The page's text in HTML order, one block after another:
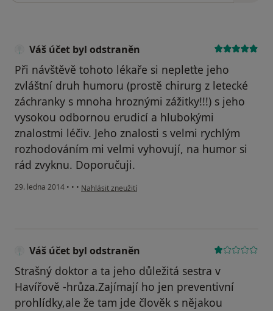
Váš účet byl odstraněn
Při návštěvě tohoto lékaře si nepleťte jeho
zvláštní druh humoru (prostě chirurg z letecké
záchranky s mnoha hroznými zážitky!!!) s jeho
vysokou odbornou erudicí a hlubokými
znalostmi léčiv. Jeho znalosti s velmi rychlým
rozhodováním mi velmi vyhovují, na humor si
rád zvyknu. Doporučuji.
29. ledna 2014 • • • podle názoru uživatele Váš účet byl odstraněn
Nahlásit zneužití
Váš účet byl odstraněn
Strašný doktor a ta jeho důležitá sestra v
Havířově -hrůza.Zajímají ho jen preventivní
prohlídky,ale že tam jde člověk s nějakou